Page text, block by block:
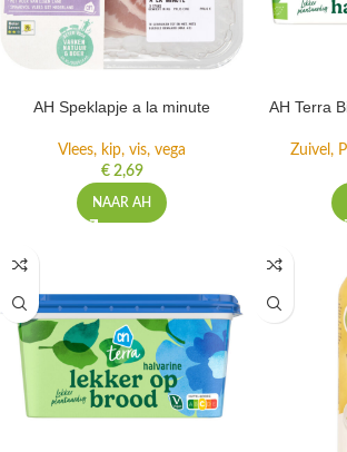
AH Speklapje a la minute
Vlees, kip, vis, vega
€2,69
NAAR AH
AH Terra
Zuivel,